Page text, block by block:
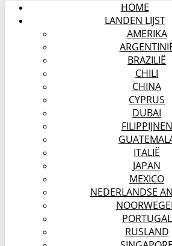
HOME
LANDEN LIJST
AMERIKA
BRAZILIË
CHILI
CHINA
CYPRUS
DUBAI
FILIPPIJNEN
ITALIË
JAPAN
MEXICO
NEDERLANDSE
PORTUGAL
RUSLAND